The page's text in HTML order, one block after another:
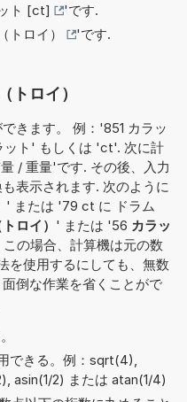
ト [ct]
'です.
トロイ） 'です.
ロイ）
きます。 例：'851 カラッ
ット' もしくは 'ct'. 次に計
/ 重量'です. その後、入力
表示されます. 次のように
' または '79 ct に ドラム
ロイ） ' または '56 カラッ
の場合、計算機は元の数
を使用するにしても、無数
倒な作業を省くことがで
できる。例：sqrt(4),
asin(1/2) または atan(1/4)